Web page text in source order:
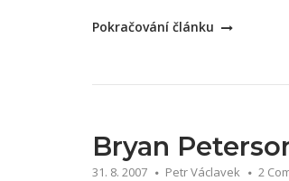
„Tomáš
fotografií
Pokračování článku
Bryan
31. 8. 2007 Petr Václavek 2